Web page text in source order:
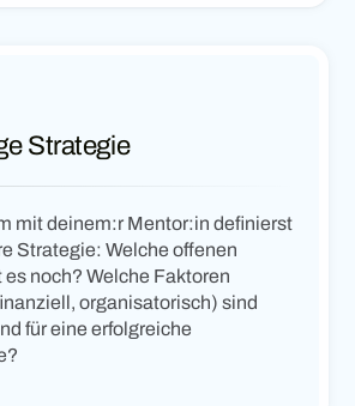
Strategie
mit deinem:r Mentor:in definierst
Strategie: Welche offenen
es noch? Welche Faktoren
organisatorisch) sind
für eine erfolgreiche